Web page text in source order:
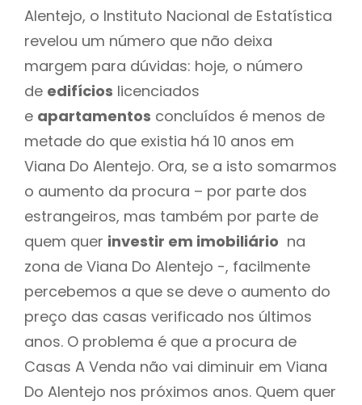
Alentejo, o Instituto Nacional de Estatística
revelou um número que não deixa
margem para dúvidas: hoje, o número
de edifícios licenciados
e apartamentos concluídos é menos de
metade do que existia há 10 anos em
Viana Do Alentejo. Ora, se a isto somarmos
o aumento da procura – por parte dos
estrangeiros, mas também por parte de
quem quer investir em imobiliário na
zona de Viana Do Alentejo -, facilmente
percebemos a que se deve o aumento do
preço das casas verificado nos últimos
anos. O problema é que a procura de
Casas A Venda não vai diminuir em Viana
Do Alentejo nos próximos anos. Quem quer